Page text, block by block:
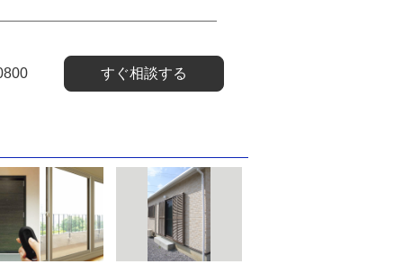
すぐ相談する